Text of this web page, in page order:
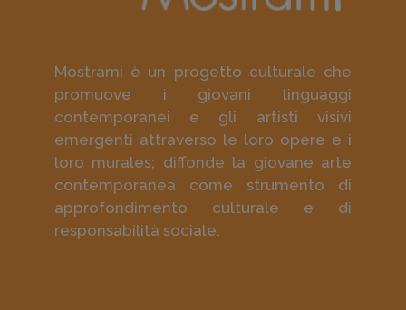
Mostrami è un progetto culturale che
promuove i giovani linguaggi
contemporanei e gli artisti visivi
emergenti attraverso le loro opere e i
loro murales; diffonde la giovane arte
contemporanea come strumento di
approfondimento culturale e di
responsabilità sociale.